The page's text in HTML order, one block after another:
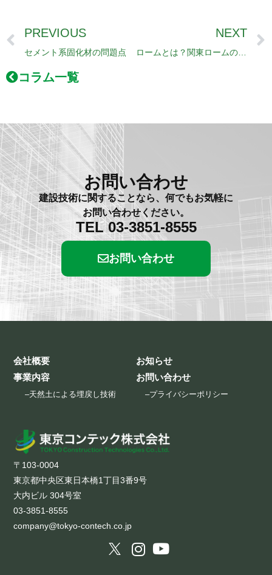
Prev
PREVIOUS
セメント系固化材の問題点
NEXT
ロームとは？関東ロームの特徴
コラム一覧
お問い合わせ
建設技術に関することなら、何でもお気軽に
お問い合わせください。
TEL 03-3851-8555
お問い合わせ
〒103-0004
東京都中央区東日本橋1丁目3番9号
大内ビル 304号室
03-3851-8555
company@tokyo-contech.co.jp
会社概要
事業内容
–天然土による埋戻し技術
お知らせ
お問い合わせ
–プライバシーポリシー